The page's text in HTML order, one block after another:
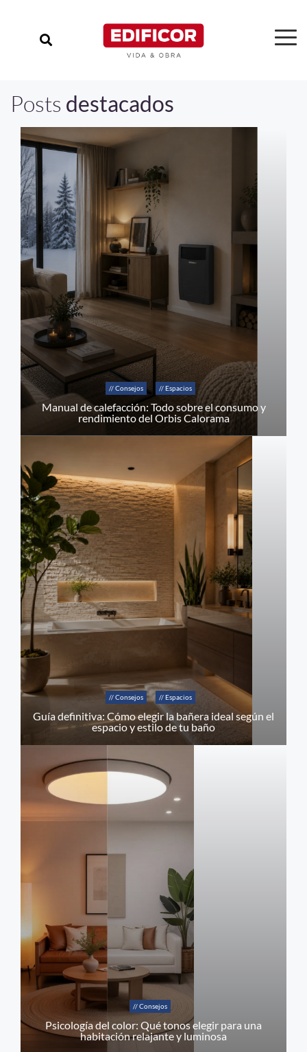
Posts destacados
// Consejos // Espacios
Manual de calefacción: Todo sobre el consumo y
rendimiento del Orbis Calorama
// Consejos // Espacios
Guía definitiva: Cómo elegir la bañera ideal según el
espacio y estilo de tu baño
// Consejos
Psicología del color: Qué tonos elegir para una
habitación relajante y luminosa